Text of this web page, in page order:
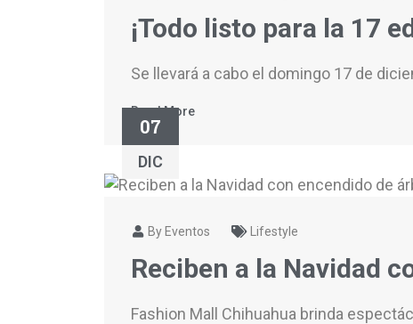
¡Todo listo para la 17
Se llevará a cabo el domingo 17 de
Read More
07
DIC
By Eventos Lifestyle
Reciben a la Navidad
Fashion Mall Chihuahua brinda